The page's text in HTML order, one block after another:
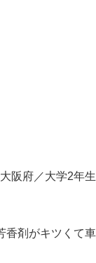
阪府／大学2年
香剤がキツくて